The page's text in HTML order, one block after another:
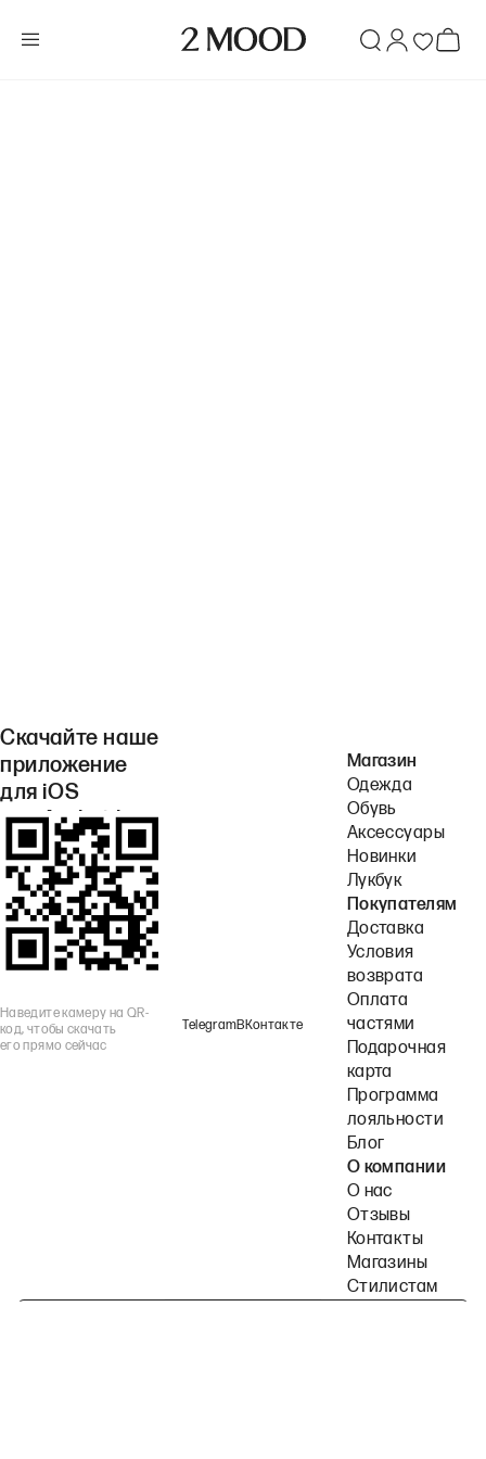
Скачайте наше
приложение
для iOS
или Android.
Наведите камеру на QR-
код, чтобы скачать
его прямо сейчас
TelegramВКонтакте
Магазин
Одежда
Обувь
Аксессуары
Новинки
Лукбук
Покупателям
Доставка
Условия
возврата
Оплата
частями
Подарочная
карта
Программа
лояльности
Блог
О компании
О нас
Отзывы
Контакты
Магазины
Стилистам